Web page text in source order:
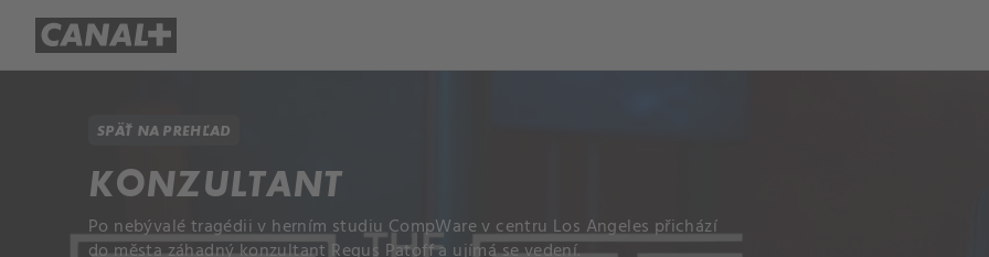
SPÄŤ NA PREHĽAD
KONZULTANT
Po nebývalé tragédii v herním studiu CompWare v centru Los Angeles přichází